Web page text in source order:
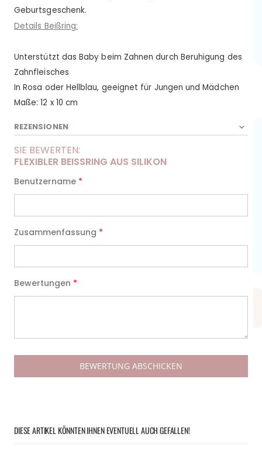
Geburtsgeschenk.
Details Beißring:
Unterstützt das Baby beim Zahnen durch Beruhigung des
Zahnfleisches
In Rosa oder Hellblau, geeignet für Jungen und Mädchen
Maße: 12 x 10 cm
REZENSIONEN
SIE BEWERTEN:
FLEXIBLER BEISSRING AUS SILIKON
Benutzername
Zusammenfassung
Bewertungen
BEWERTUNG ABSCHICKEN
DIESE ARTIKEL KÖNNTEN IHNEN EVENTUELL AUCH GEFALLEN!